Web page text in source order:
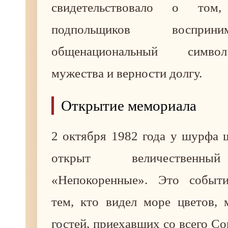
свидетельствовало о
подпольщиков
общенациональный
мужества и верности долгу.
Открытие мемориала
2 октября 1982 года у
открыт
«Непокоренные». Это
тем, кто видел море цветов,
гостей, приехавших со всего